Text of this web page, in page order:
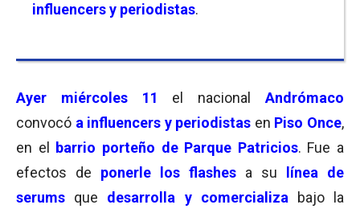
influencers y periodistas.
Ayer miércoles 11 el nacionalAndrómaco
convocó a influencers y periodistas en Piso Once,
en el
barrio porteño de Parque Patricios. Fue a
efectos de ponerle los flashes a su
línea de
serums que desarrolla y comercializa
bajo la